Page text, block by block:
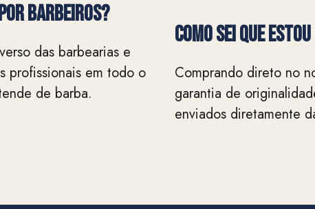
barbeiros?
das barbearias e
profissionais em todo o
de barba.
Como sei que
Comprando direto no
garantia de
enviados diretamente